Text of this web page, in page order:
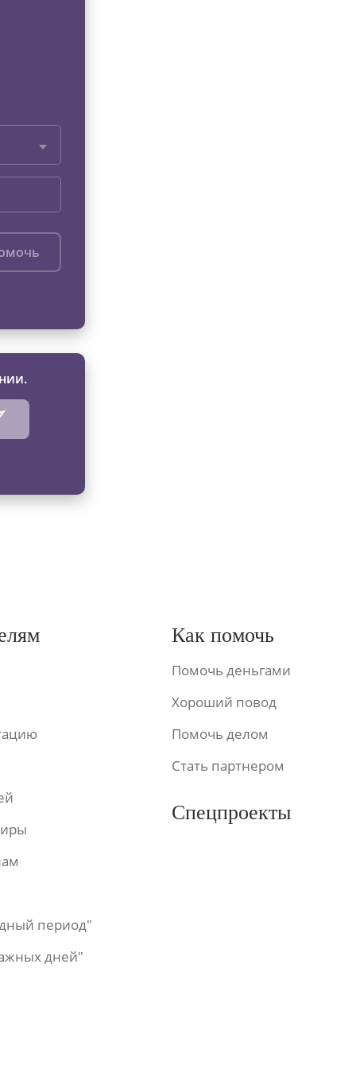
период"
дней"
Как помочь
Помочь деньгами
Хороший повод
Помочь делом
Стать партнером
Спецпроекты